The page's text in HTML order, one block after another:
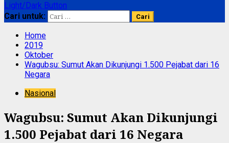
Light/Dark Button
Cari untuk:
Home
2019
Oktober
Wagubsu: Sumut Akan Dikunjungi 1.500 Pejabat dari 16
Negara
Nasional
Wagubsu: Sumut Akan Dikunjungi
1.500 Pejabat dari 16 Negara